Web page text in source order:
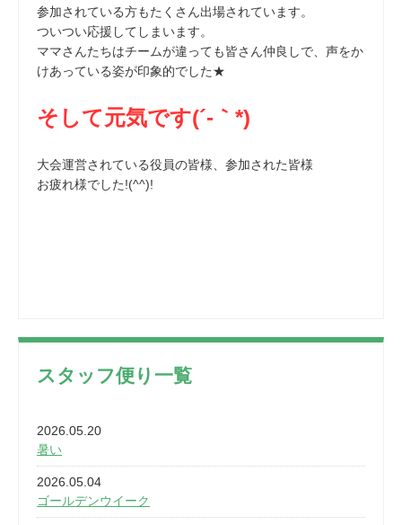
参加されている方もたくさん出場されています。
ついつい応援してしまいます。
ママさんたちはチームが違っても皆さん仲良しで、声をか
けあっている姿が印象的でした★
そして元気です(´-｀*)
大会運営されている役員の皆様、参加された皆様
お疲れ様でした!(^^)!
スタッフ便り一覧
2026.05.20
暑い
2026.05.04
ゴールデンウイーク